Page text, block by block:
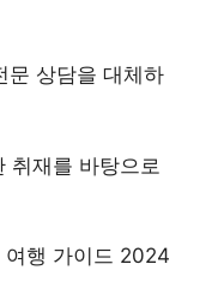
문 상담을 대체하
취재를 바탕으로
행 가이드 2024